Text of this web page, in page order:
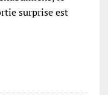
surprise est